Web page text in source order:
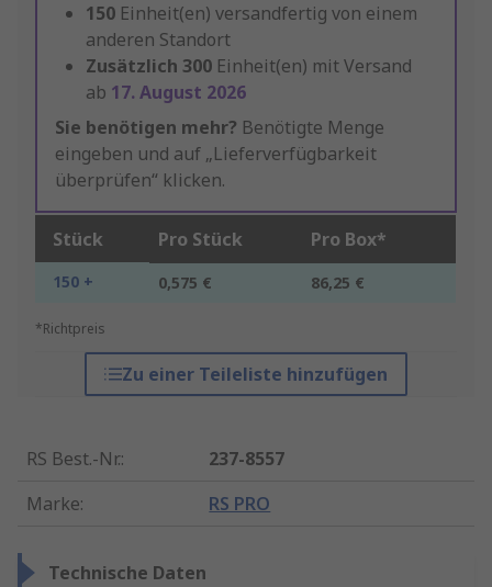
150 Einheit(en) versandfertig von einem
anderen Standort
Zusätzlich 300 Einheit(en) mit Versand
ab 17. August 2026
Sie benötigen mehr? Benötigte Menge
eingeben und auf „Lieferverfügbarkeit
überprüfen“ klicken.
Stück Pro Stück Pro Box*
150 + 0,575 € 86,25 €
*Richtpreis
Zu einer Teileliste hinzufügen
RS Best.-Nr.:
237-8557
Marke: RS PRO
Technische Daten